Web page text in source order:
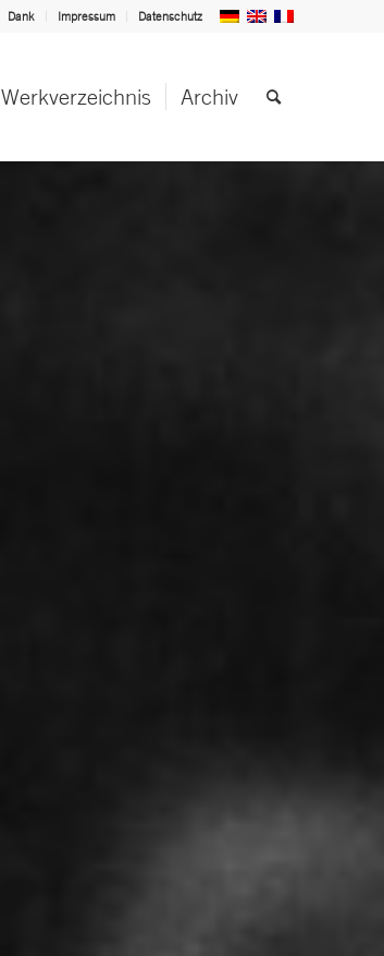
Dank Impressum Datenschutz
Werkverzeichnis Archiv